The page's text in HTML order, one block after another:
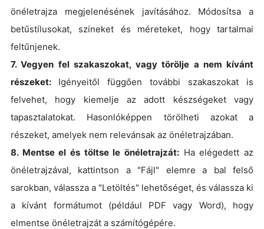
önéletrajza megjelenésének javításához. Módosítsa a
betűstílusokat, színeket és méreteket, hogy tartalmai
feltűnjenek.
7. Vegyen fel szakaszokat, vagy törölje a nem kívánt
részeket: Igényeitől függően további szakaszokat is
felvehet, hogy kiemelje az adott készségeket vagy
tapasztalatokat. Hasonlóképpen törölheti azokat a
részeket, amelyek nem relevánsak az önéletrajzában.
8. Mentse el és töltse le önéletrajzát: Ha elégedett az
önéletrajzával, kattintson a "Fájl" elemre a bal felső
sarokban, válassza a "Letöltés" lehetőséget, és válassza ki
a kívánt formátumot (például PDF vagy Word), hogy
elmentse önéletrajzát a számítógépére.